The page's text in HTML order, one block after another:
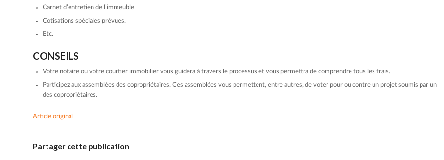
Carnet d’entretien de l’immeuble
Cotisations spéciales prévues.
Etc.
CONSEILS
Votre notaire ou votre courtier immobilier vous guidera à travers le processus et vous permettra de comprendre tous les frais.
Participez aux assemblées des copropriétaires. Ces assemblées vous permettent, entre autres, de voter pour ou contre un projet soumis par un
des copropriétaires.
Article original
Partager cette publication